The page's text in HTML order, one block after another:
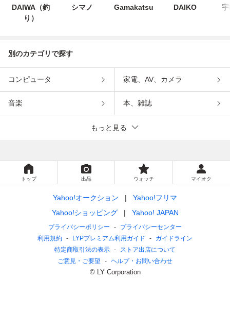
DAIWA（釣
り）
シマノ Gamakatsu DAIKO
別のカテゴリで探す
コンピュータ 家電、AV、カメラ
音楽 本、雑誌
もっと見る
トップ 出品 ウォッチ マイオク
Yahoo!オークション
Yahoo!フリマ
Yahoo!ショッピング
Yahoo! JAPAN
プライバシーポリシー
プライバシーセンター
利用規約
LYPプレミアム利用ガイド
ガイドライン
特定商取引法の表示
ストア出店について
ご意見・ご要望
ヘルプ・お問い合わせ
© LY Corporation